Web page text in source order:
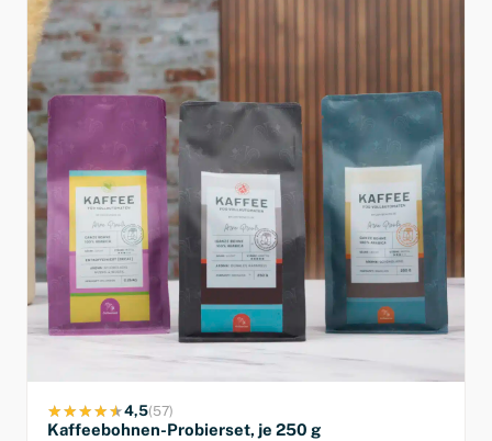
4,5(57)
Kaffeebohnen-Probierset, je 250 g